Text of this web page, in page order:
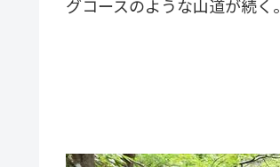
グコースのような山道が続く。